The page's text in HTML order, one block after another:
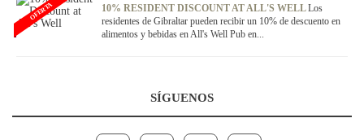
10% RESIDENT DISCOUNT AT ALL'S WELLLos
residentes de Gibraltar pueden recibir un 10% de descuento en
alimentos y bebidas en All's Well Pub en...
OFERTA
SÍGUENOS